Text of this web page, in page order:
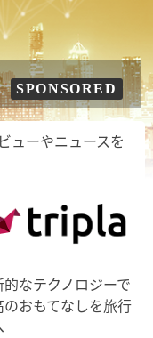
SPONSORED
ューやニュースを
的なテクノロジーで
のおもてなしを旅行